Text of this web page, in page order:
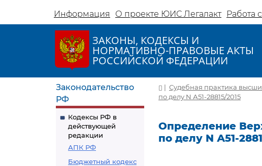
Информация О проекте ЮИС Легалакт Работа
ЗАКОНЫ, КОДЕКСЫ И
НОРМАТИВНО-ПРАВОВЫЕ АКТЫ
РОССИЙСКОЙ ФЕДЕРАЦИИ
Законодательство
РФ
Кодексы РФ в
действующей
редакции
АПК РФ
Бюджетный кодекс
| Судебная практика
по делу N А51-28815/2015
Определение
по делу N А51-